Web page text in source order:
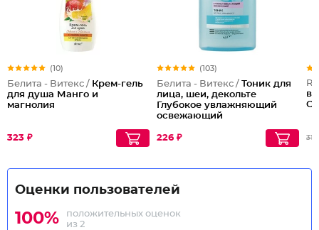
(10)
Белита - Витекс / Крем-гель
для душа Манго и
магнолия
323 ₽
(103)
Белита - Витекс / Тоник для
лица, шеи, декольте
Глубокое увлажняющий
освежающий
226 ₽ 310
Оценки пользователей
100%
положительных оценок
из 2